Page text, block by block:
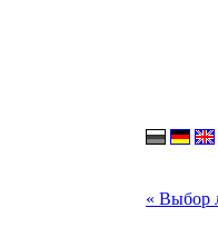
« Выбор